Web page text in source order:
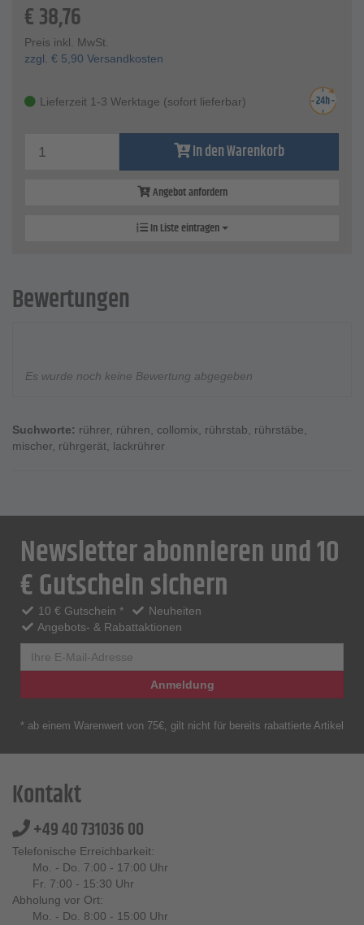
€38,76
Preis inkl. MwSt.
zzgl. € 5,90 Versandkosten
Lieferzeit 1-3 Werktage (sofort lieferbar)
In den Warenkorb
Angebot anfordern
In Liste eintragen
Bewertungen
Es wurde noch keine Bewertung abgegeben
Suchworte: rührer, rühren, collomix, rührstab, rührstäbe,
mischer, rührgerät, lackrührer
Newsletter abonnieren und 10
€ Gutschein sichern
10 € Gutschein *
Neuheiten
Angebots- & Rabattaktionen
Anmeldung
* ab einem Warenwert von 75€, gilt nicht für bereits rabattierte Artikel
Kontakt
+49 40 731036 00
Telefonische Erreichbarkeit:
Mo. - Do. 7:00 - 17:00 Uhr
Fr. 7:00 - 15:30 Uhr
Abholung vor Ort:
Mo. - Do. 8:00 - 15:00 Uhr